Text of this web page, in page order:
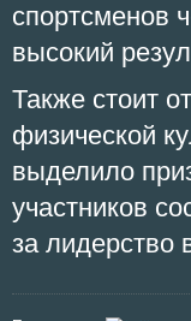
спортсменов
высокий
Также стоит
физической
выделило
участников
за лидерство